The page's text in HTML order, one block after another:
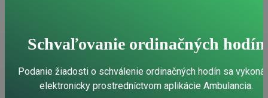
Schvaľovanie ordinačných hodín
Podanie žiadosti o schválenie ordinačných hodín sa
elektronicky prostredníctvom aplikácie Ambulancia.